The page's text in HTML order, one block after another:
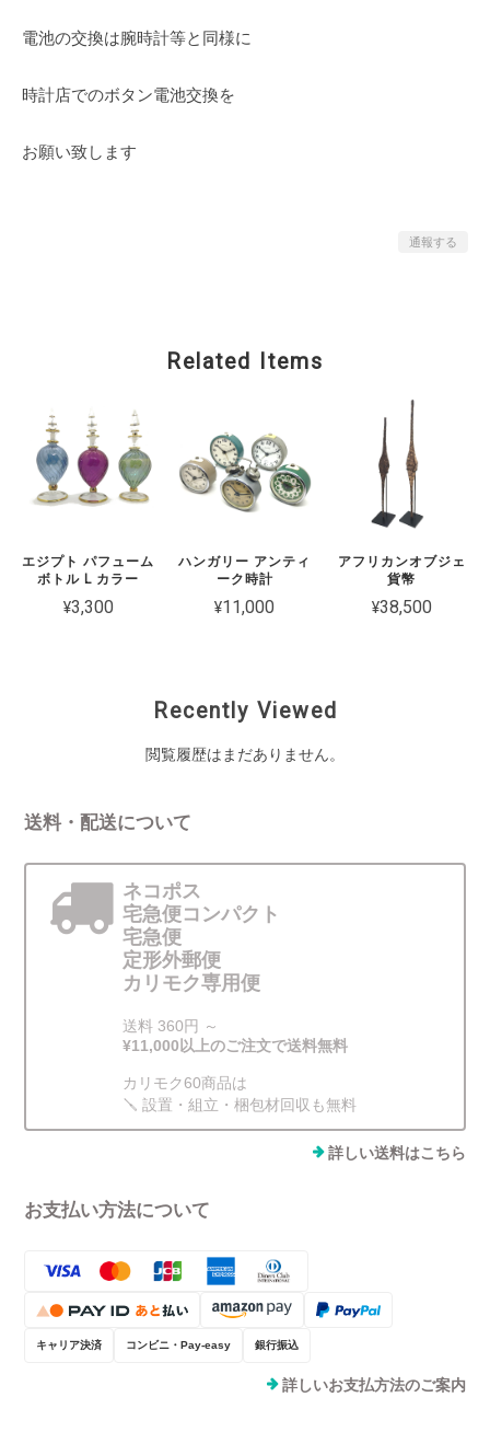
電池の交換は腕時計等と同様に
時計店でのボタン電池交換を
お願い致します
通報する
Related Items
エジプト パフューム
ボトル L カラー
¥3,300
ハンガリー アンティ
ーク時計
¥11,000
アフリカンオブジェ
貨幣
¥38,500
Recently Viewed
閲覧履歴はまだありません。
送料・配送について
ネコポス
宅急便コンパクト
宅急便
定形外郵便
カリモク専用便
送料 360円 ～
¥11,000以上のご注文で送料無料
カリモク60商品は
🪛 設置・組立・梱包材回収も無料
詳しい送料はこちら
お支払い方法について
キャリア決済 コンビニ・Pay-easy 銀行振込
詳しいお支払方法のご案内